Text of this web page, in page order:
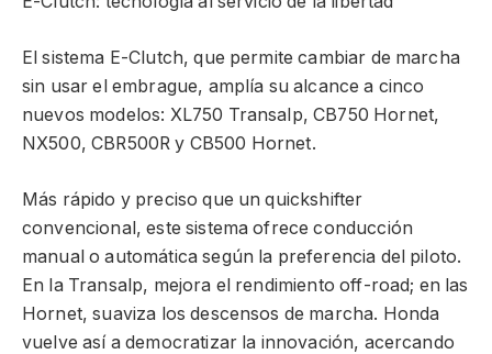
El sistema E-Clutch, que permite cambiar de marcha
sin usar el embrague, amplía su alcance a cinco
nuevos modelos: XL750 Transalp, CB750 Hornet,
NX500, CBR500R y CB500 Hornet.
Más rápido y preciso que un quickshifter
convencional, este sistema ofrece conducción
manual o automática según la preferencia del piloto.
En la Transalp, mejora el rendimiento off-road; en las
Hornet, suaviza los descensos de marcha. Honda
vuelve así a democratizar la innovación, acercando